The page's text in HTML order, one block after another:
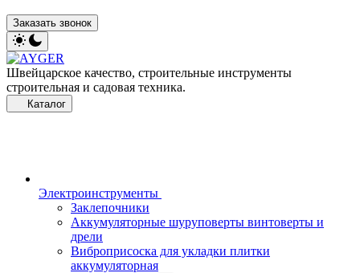
Заказать звонок
Швейцарское качество, строительные инструменты
строительная и садовая техника.
Каталог
Электроинструменты
Заклепочники
Аккумуляторные шуруповерты винтоверты и
дрели
Виброприсоска для укладки плитки
аккумуляторная